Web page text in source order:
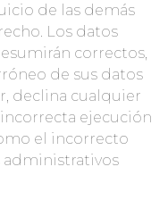
de las demás
Los datos
correctos,
de sus datos
declina cualquier
ejecución
el incorrecto